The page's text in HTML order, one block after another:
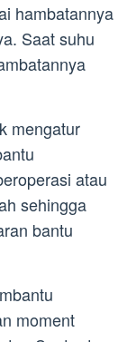
hambatannya
Saat suhu
mengatur
atau
sehingga
bantu
moment